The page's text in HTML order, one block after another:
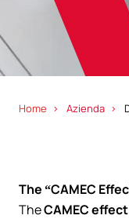
Home Azienda
The “CAMEC
TheCAMEC effect